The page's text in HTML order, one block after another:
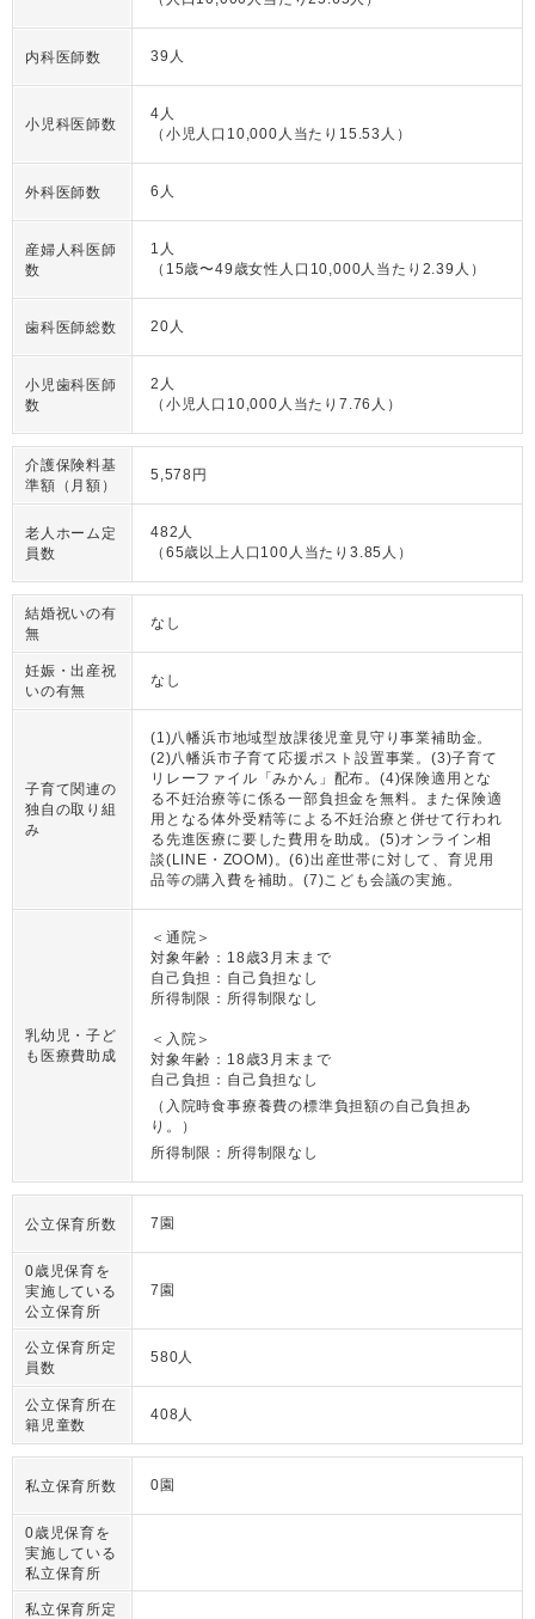
内科医師数 39人
小児科医師数
4人
（小児人口10,000人当たり15.53人）
外科医師数 6人
産婦人科医師
数
1人
（15歳〜49歳女性人口10,000人当たり2.39人）
歯科医師総数 20人
小児歯科医師
数
2人
（小児人口10,000人当たり7.76人）
介護保険料基
準額（月額）
5,578円
老人ホーム定
員数
482人
（65歳以上人口100人当たり3.85人）
結婚祝いの有
無
なし
妊娠・出産祝
いの有無
なし
子育て関連の
独自の取り組
み
(1)八幡浜市地域型放課後児童見守り事業補助金。
(2)八幡浜市子育て応援ポスト設置事業。(3)子育て
リレーファイル「みかん」配布。(4)保険適用とな
る不妊治療等に係る一部負担金を無料。また保険適
用となる体外受精等による不妊治療と併せて行われ
る先進医療に要した費用を助成。(5)オンライン相
談(LINE・ZOOM)。(6)出産世帯に対して、育児用
品等の購入費を補助。(7)こども会議の実施。
乳幼児・子ど
も医療費助成
＜通院＞
対象年齢：18歳3月末まで
自己負担：自己負担なし
所得制限：所得制限なし
＜入院＞
対象年齢：18歳3月末まで
自己負担：自己負担なし
（入院時食事療養費の標準負担額の自己負担あ
り。）
所得制限：所得制限なし
公立保育所数 7園
0歳児保育を
実施している
公立保育所
7園
公立保育所定
員数
580人
公立保育所在
籍児童数
408人
私立保育所数 0園
0歳児保育を
実施している
私立保育所
私立保育所定